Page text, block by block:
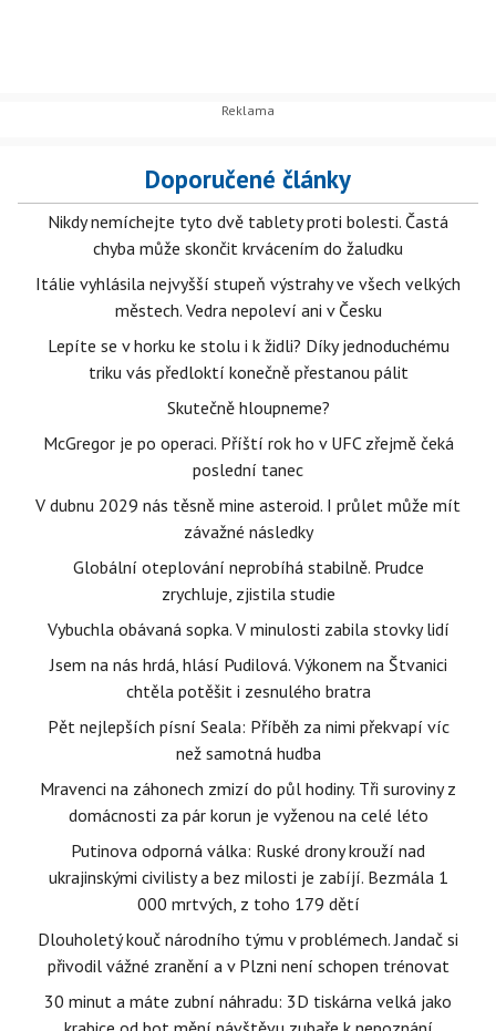
Doporučené články
Nikdy nemíchejte tyto dvě tablety proti bolesti. Častá
chyba může skončit krvácením do žaludku
Itálie vyhlásila nejvyšší stupeň výstrahy ve všech velkých
městech. Vedra nepoleví ani v Česku
Lepíte se v horku ke stolu i k židli? Díky jednoduchému
triku vás předloktí konečně přestanou pálit
Skutečně hloupneme?
McGregor je po operaci. Příští rok ho v UFC zřejmě čeká
poslední tanec
V dubnu 2029 nás těsně mine asteroid. I průlet může mít
závažné následky
Globální oteplování neprobíhá stabilně. Prudce
zrychluje, zjistila studie
Vybuchla obávaná sopka. V minulosti zabila stovky lidí
Jsem na nás hrdá, hlásí Pudilová. Výkonem na Štvanici
chtěla potěšit i zesnulého bratra
Pět nejlepších písní Seala: Příběh za nimi překvapí víc
než samotná hudba
Mravenci na záhonech zmizí do půl hodiny. Tři suroviny z
domácnosti za pár korun je vyženou na celé léto
Putinova odporná válka: Ruské drony krouží nad
ukrajinskými civilisty a bez milosti je zabíjí. Bezmála 1
000 mrtvých, z toho 179 dětí
Dlouholetý kouč národního týmu v problémech. Jandač si
přivodil vážné zranění a v Plzni není schopen trénovat
30 minut a máte zubní náhradu: 3D tiskárna velká jako